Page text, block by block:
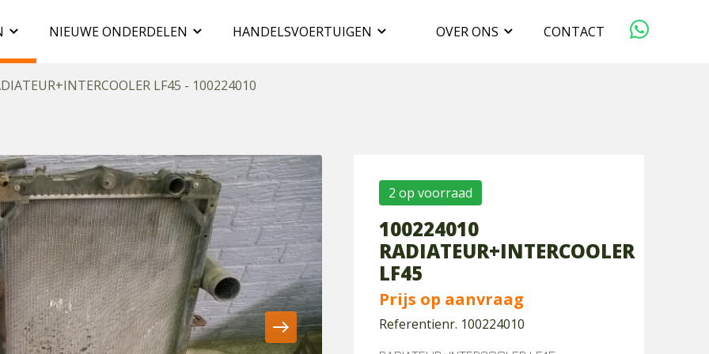
NIEUWE ONDERDELEN HANDELSVOERTUIGEN OVER ONS
DUURZAAMHEID
WERKEN BIJ
CONTACT
LF45 - 100224010
east
2 op voorraad
100224010
RADIATEUR+INTERCOOLER
LF45
Prijs op aanvraag
Referentienr. 100224010